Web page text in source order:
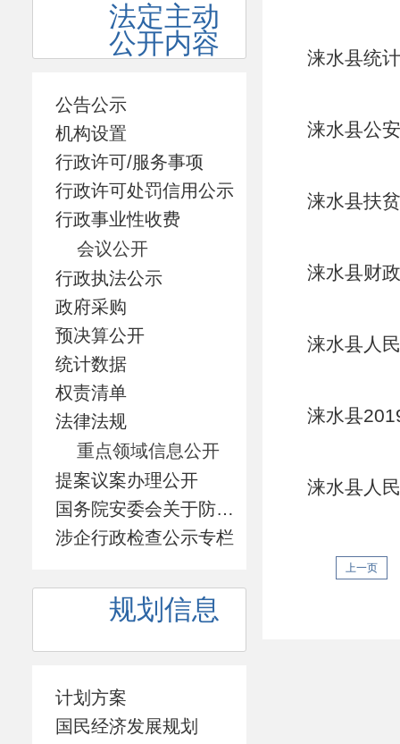
法定主动
公开内容
公告公示
机构设置
行政许可/服务事项
行政许可处罚信用公示
行政事业性收费
会议公开
行政执法公示
政府采购
预决算公开
统计数据
权责清单
法律法规
重点领域信息公开
提案议案办理公开
国务院安委会关于防范遏制矿山领域重特大生产安全事故的硬措施专栏
涉企行政检查公示专栏
规划信息
计划方案
国民经济发展规划
涞水县统
涞水县公
涞水县扶
涞水县财
涞水县人
涞水县
涞水县人
上一页